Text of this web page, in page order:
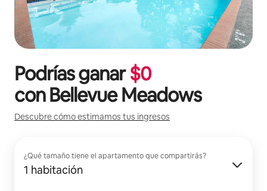
Podrías ganar$0
conBellevue Meadows
Descubre cómo estimamos tus ingresos
¿Qué tamaño tiene el apartamento que compartirás?
1 habitación